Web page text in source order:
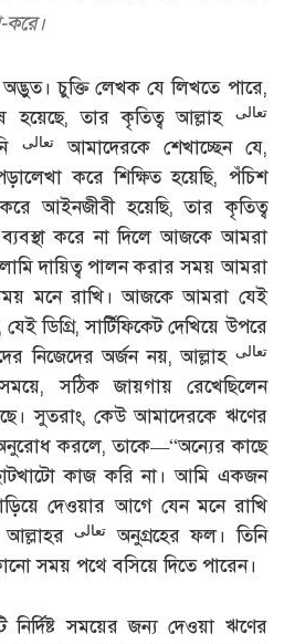
করে।
চুক্তি লেখক যে লিখতে পারে,
হয়েছে, তার কৃতিত্ব আল্লাহ
تعالى
تعالىআমাদেরকে শেখাচ্ছেন যে,
করে শিক্ষিত হয়েছি, পঁচিশ
আইনজীবী হয়েছি, তার কৃতিত্ব
ব্যবস্থা করে না দিলে আজকে আমরা
দায়িত্ব পালন করার সময় আমরা
মনে রাখি। আজকে আমরা যেই
ডিগ্রি, সার্টিফিকেট দেখিয়ে উপরে
নিজেদের অর্জন নয়, আল্লাহ تعالى
সঠিক জায়গায় রেখেছিলেন
সুতরাং, কেউ আমাদেরকে ঋণের
করলে, তাকে—“অন্যের কাছে
কাজ করি না। আমি একজন
দেওয়ার আগে যেন মনে রাখি
আল্লাহরتعالى অনুগ্রহের ফল। তিনি
সময় পথে বসিয়ে দিতে পারেন।
নির্দিষ্ট সময়ের জন্য দেওয়া ঋণের